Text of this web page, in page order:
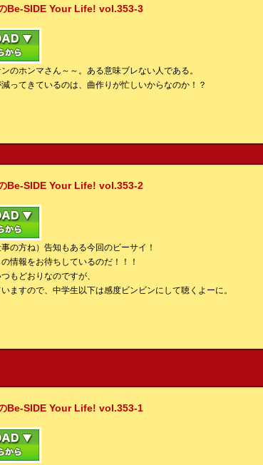
Be-SIDE Your Life! vol.353-3
のホンマさん～～。ある意味ブレない人である。
ってきているのは、曲作りが忙しいからなのか！？
Be-SIDE Your Life! vol.353-2
の方ね）告知もある今回のビーサイ！
情報をお待ちしているのだ！！！
もどおりなのですが、
ますので、中学生以下は感度ビンビンにして聴くよーに。
Be-SIDE Your Life! vol.353-1